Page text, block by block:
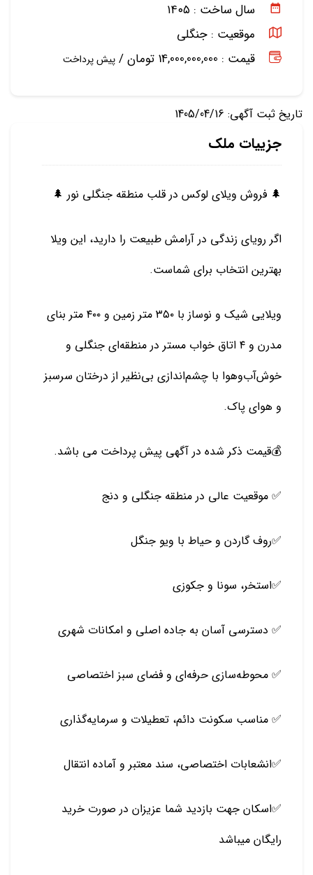
سال ساخت : ۱۴۰۵
موقعیت : جنگلی
قیمت : 14,000,000,000 تومان /
پیش پرداخت
تاریخ ثبت آگهی: 1405/04/16
جزییات ملک
🌲 فروش ویلای لوکس در قلب منطقه جنگلی نور 🌲
اگر رویای زندگی در آرامش طبیعت را دارید، این ویلا
بهترین انتخاب برای شماست.
ویلایی شیک و نوساز با ۳۵۰ متر زمین و ۴۰۰ متر بنای
مدرن و ۴ اتاق خواب مستر در منطقه‌ای جنگلی و
خوش‌آب‌وهوا با چشم‌اندازی بی‌نظیر از درختان سرسبز
و هوای پاک.
💰قیمت ذکر شده در آگهی پیش پرداخت می باشد.
✅ موقعیت عالی در منطقه جنگلی و دنج
✅روف گاردن و حیاط با ویو جنگل
✅استخر، سونا و جکوزی
✅ دسترسی آسان به جاده اصلی و امکانات شهری
✅ محوطه‌سازی حرفه‌ای و فضای سبز اختصاصی
✅ مناسب سکونت دائم، تعطیلات و سرمایه‌گذاری
✅انشعابات اختصاصی، سند معتبر و آماده انتقال
✅اسکان جهت بازدید شما عزیزان در صورت خرید
رایگان میباشد